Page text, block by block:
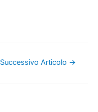
Successivo Articolo →